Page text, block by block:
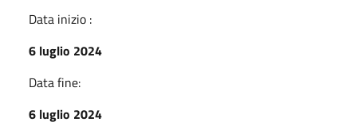
Data inizio :
6 luglio 2024
Data fine:
6 luglio 2024